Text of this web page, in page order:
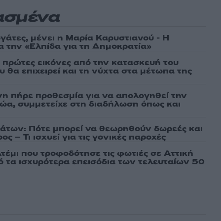
μένει η Μαρία Καρυστιανού - Η
την «Ελπίδα για τη Δημοκρατία»
εικόνες από την κατασκευή του
επιχειρεί και τη νύχτα στα μέτωπα της
πήρε προθεσμία για να απολογηθεί την
συμμετείχε στη διαδήλωση όπως και
Πότε μπορεί να θεωρηθούν δωρεές και
– Τι ισχυεί για τις γονικές παροχές
που τροφοδότησε τις φωτιές σε Αττική
τα ισχυρότερα επεισόδια των τελευταίων 50